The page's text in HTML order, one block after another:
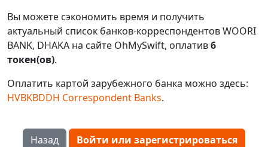
Вы можете сэкономить время и получить
актуальный список банков-корреспондентов WOORI
BANK, DHAKA на сайте OhMySwift, оплатив6
токен(ов).
Оплатить картой зарубежного банка можно здесь:
HVBKBDDH Correspondent Banks.
Назад Войти или зарегистрироваться